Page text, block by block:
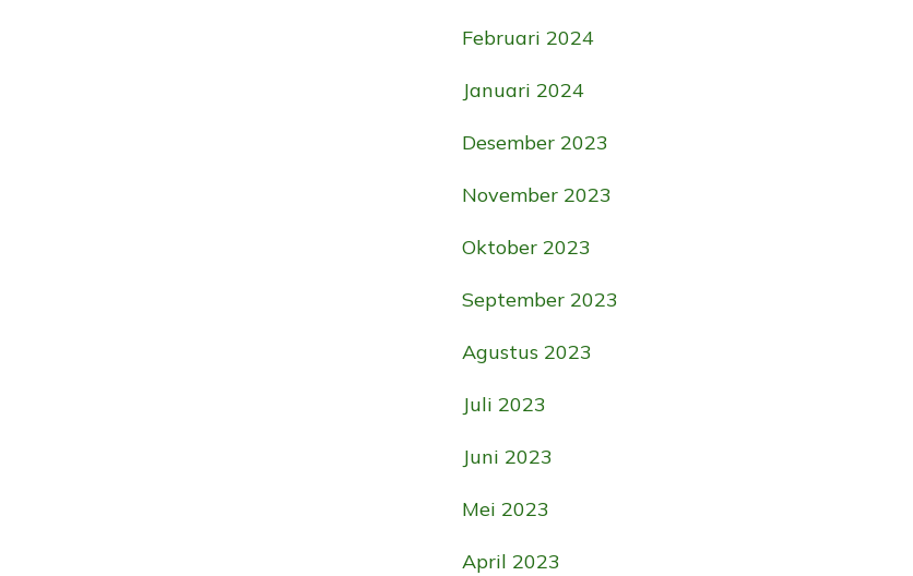
Februari 2024
Januari 2024
Desember 2023
November 2023
Oktober 2023
September 2023
Agustus 2023
Juli 2023
Juni 2023
Mei 2023
April 2023